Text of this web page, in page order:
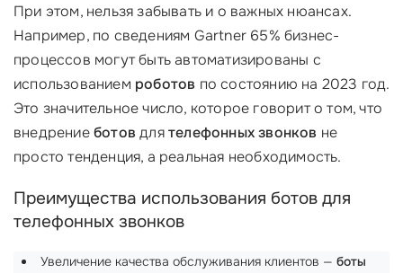
При этом, нельзя забывать и о важных нюансах.
Например, по сведениям Gartner 65% бизнес-
процессов могут быть автоматизированы с
использованием роботов по состоянию на 2023 год.
Это значительное число, которое говорит о том, что
внедрениеботов длятелефонных звонков не
просто тенденция, а реальная необходимость.
Преимущества использования ботов для
телефонных звонков
Увеличение качества обслуживания клиентов — боты